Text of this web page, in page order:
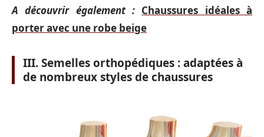
A découvrir également : Chaussures idéales à
porter avec une robe beige
III. Semelles orthopédiques : adaptées à
de nombreux styles de chaussures